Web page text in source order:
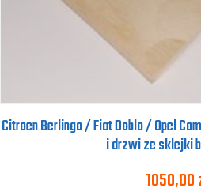
Citroen Berlingo / Fiat Doblo / Opel
i drzwi ze sklejki
1050,00